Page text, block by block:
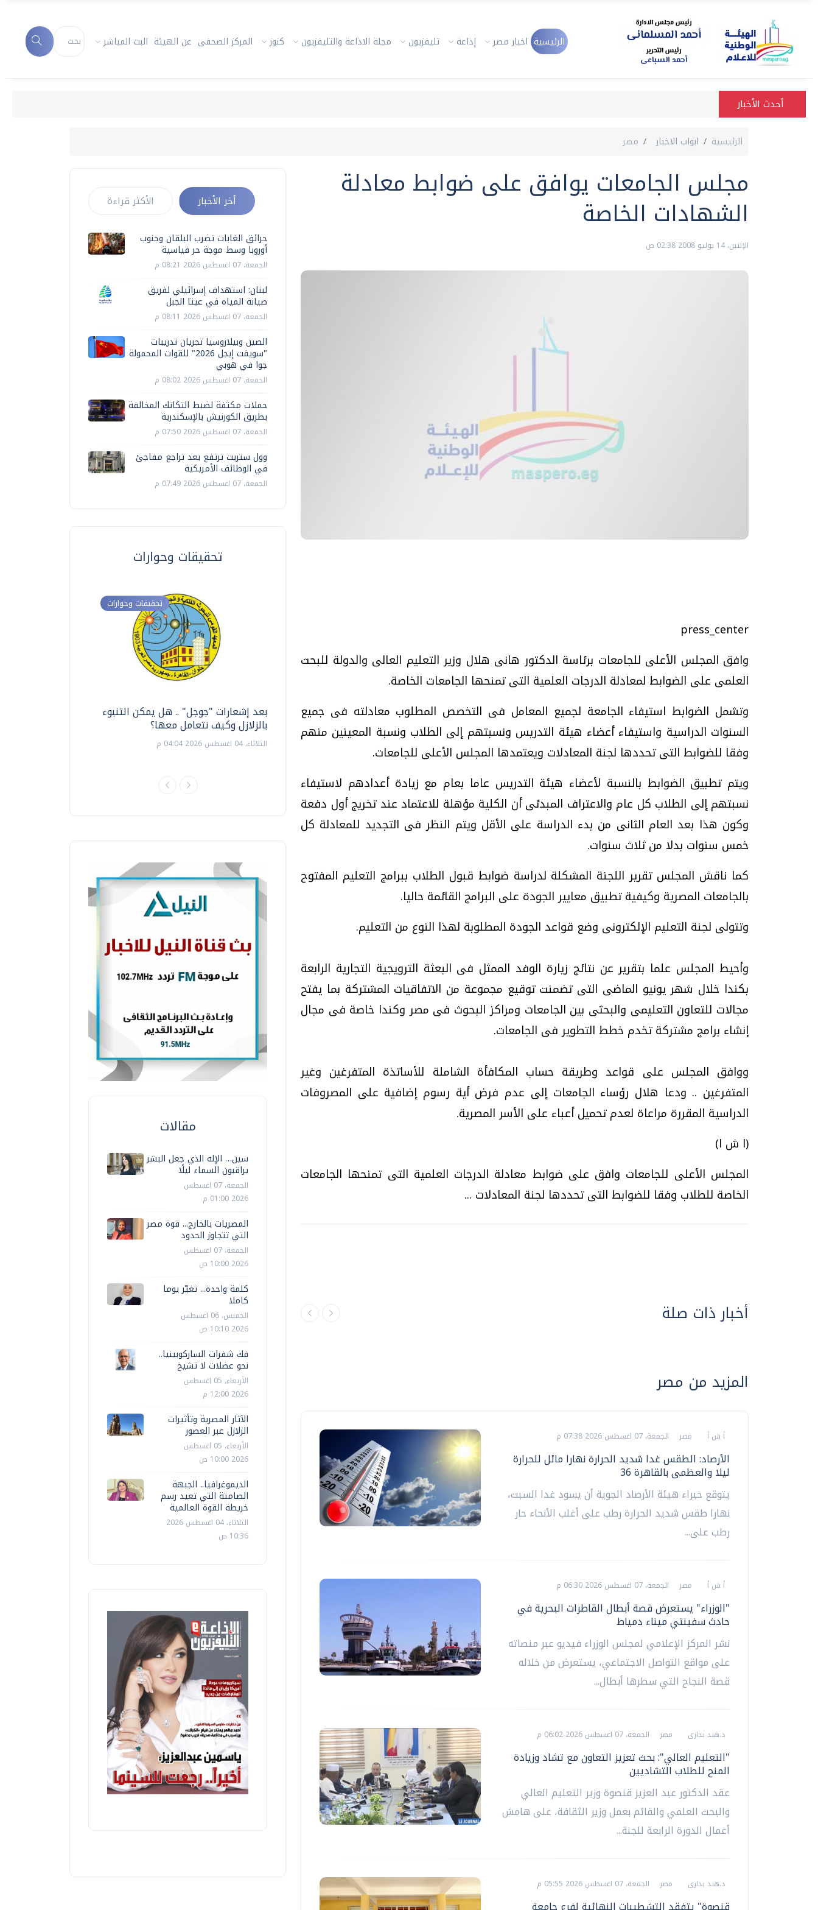
الرئيسية اخبار مصر إذاعة تليفزيون مجلة الاذاعة والتليفزيون كنوز المركز الصحفى عن الهيئة البث المباشر
أحدث الأخبار
الرئيسية ابواب الاخبار مصر
مجلس الجامعات يوافق على ضوابط معادلة
الشهادات الخاصة
الإثنين، 14 يوليو 2008 02:38 ص
press_center
وافق المجلس الأعلى للجامعات برئاسة الدكتور هانى هلال وزير التعليم العالى والدولة للبحث
العلمى على الضوابط لمعادلة الدرجات العلمية التى تمنحها الجامعات الخاصة.
وتشمل الضوابط استيفاء الجامعة لجميع المعامل فى التخصص المطلوب معادلته فى جميع
السنوات الدراسية واستيفاء أعضاء هيئة التدريس ونسبتهم إلى الطلاب ونسبة المعينين منهم
وفقا للضوابط التى تحددها لجنة المعادلات ويعتمدها المجلس الأعلى للجامعات.
ويتم تطبيق الضوابط بالنسبة لأعضاء هيئة التدريس عاما بعام مع زيادة أعدادهم لاستيفاء
نسبتهم إلى الطلاب كل عام والاعتراف المبدئى أن الكلية مؤهلة للاعتماد عند تخريج أول دفعة
وكون هذا بعد العام الثانى من بدء الدراسة على الأقل ويتم النظر فى التجديد للمعادلة كل
خمس سنوات بدلا من ثلاث سنوات.
كما ناقش المجلس تقرير اللجنة المشكلة لدراسة ضوابط قبول الطلاب ببرامج التعليم المفتوح
بالجامعات المصرية وكيفية تطبيق معايير الجودة على البرامج القائمة حاليا.
وتتولى لجنة التعليم الإلكترونى وضع قواعد الجودة المطلوبة لهذا النوع من التعليم.
وأحيط المجلس علما بتقرير عن نتائج زيارة الوفد الممثل فى البعثة الترويجية التجارية الرابعة
بكندا خلال شهر يونيو الماضى التى تضمنت توقيع مجموعة من الاتفاقيات المشتركة بما يفتح
مجالات للتعاون التعليمى والبحثى بين الجامعات ومراكز البحوث فى مصر وكندا خاصة فى مجال
إنشاء برامج مشتركة تخدم خطط التطوير فى الجامعات.
ووافق المجلس على قواعد وطريقة حساب المكافأة الشاملة للأساتذة المتفرغين وغير
المتفرغين .. ودعا هلال رؤساء الجامعات إلى عدم فرض أية رسوم إضافية على المصروفات
الدراسية المقررة مراعاة لعدم تحميل أعباء على الأسر المصرية.
(ا ش ا)
المجلس الأعلى للجامعات وافق على ضوابط معادلة الدرجات العلمية التى تمنحها الجامعات
الخاصة للطلاب وفقا للضوابط التى تحددها لجنة المعادلات ...
أخبار ذات صلة
المزيد من مصر
أ ش أ مصر الجمعة، 07 اغسطس 2026 07:38 م
الأرصاد: الطقس غدا شديد الحرارة نهارا مائل للحرارة
ليلا والعظمى بالقاهرة 36
يتوقع خبراء هيئة الأرصاد الجوية أن يسود غدا السبت،
نهارا طقس شديد الحرارة رطب على أغلب الأنحاء حار
رطب على...
أ ش أ مصر الجمعة، 07 اغسطس 2026 06:30 م
"الوزراء" يستعرض قصة أبطال القاطرات البحرية في
حادث سفينتي ميناء دمياط
نشر المركز الإعلامي لمجلس الوزراء فيديو عبر منصاته
على مواقع التواصل الاجتماعي، يستعرض من خلاله
قصة النجاح التي سطرها أبطال...
د.هند بدارى مصر الجمعة، 07 اغسطس 2026 06:02 م
"التعليم العالي": بحث تعزيز التعاون مع تشاد وزيادة
المنح للطلاب التشاديين
عقد الدكتور عبد العزيز قنصوة وزير التعليم العالي
والبحث العلمي والقائم بعمل وزير الثقافة، على هامش
أعمال الدورة الرابعة للجنة...
د.هند بدارى مصر الجمعة، 07 اغسطس 2026 05:55 م
أخر الأخبار الأكثر قراءة
حرائق الغابات تضرب البلقان وجنوب
أوروبا وسط موجة حر قياسية
الجمعة، 07 اغسطس 2026 08:21 م
لبنان: استهداف إسرائيلي لفريق
صيانة المياه في عيتا الجبل
الجمعة، 07 اغسطس 2026 08:11 م
الصين وبيلاروسيا تجريان تدريبات
"سويفت إيجل 2026" للقوات المحمولة
جوا في هوبي
الجمعة، 07 اغسطس 2026 08:02 م
حملات مكثفة لضبط التكاتك المخالفة
بطريق الكورنيش بالإسكندرية
الجمعة، 07 اغسطس 2026 07:50 م
وول ستريت ترتفع بعد تراجع مفاجئ
في الوظائف الأمريكية
الجمعة، 07 اغسطس 2026 07:49 م
تحقيقات وحوارات
تحقيقات وحوارات
بعد إشعارات "جوجل" .. هل يمكن التنبوء
بالزلازل وكيف نتعامل معها؟
الثلاثاء، 04 اغسطس 2026 04:04 م
دليلك للتنسيق الجامعي .. تساؤلات
وإجابات
السبت، 01 اغسطس 2026 10:25 ص
فيديو.. الإعلام الرقمي.. تقنيات واعدة
وتحديات هائلة
موجات الطقس الساخنة.. لماذا تحدث وكيف
مقالات
سين… الإله الذي جعل البشر
يراقبون السماء ليلًا
الجمعة، 07 اغسطس
2026 01:00 م
المصريات بالخارج... قوة مصر
التي تتجاوز الحدود
الجمعة، 07 اغسطس
2026 10:00 ص
كلمة واحدة... تغيّر يوما
كاملا
الخميس، 06 اغسطس
2026 10:10 ص
فك شفرات الساركوبينيا..
نحو عضلات لا تشيخ
الأربعاء، 05 اغسطس
2026 12:00 م
الآثار المصرية وتأثيرات
الزلازل عبر العصور
الأربعاء، 05 اغسطس
2026 10:00 ص
الديموغرافيا.. الجبهة
الصامتة التي تعيد رسم
خريطة القوة العالمية
الثلاثاء، 04 اغسطس 2026
10:36 ص